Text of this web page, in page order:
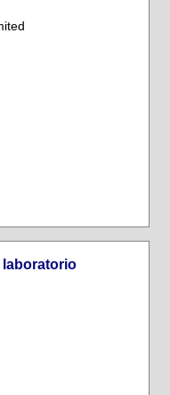
laboratorio